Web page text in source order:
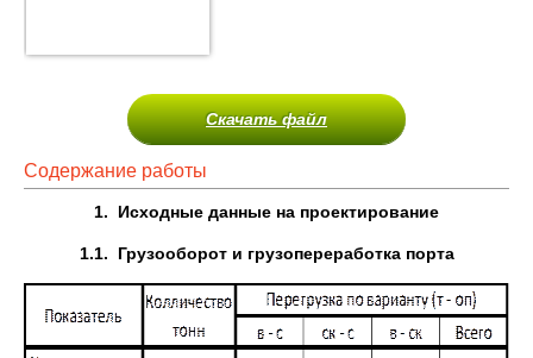
Скачать файл
Содержание работы
1. Исходные данные на проектирование
1.1. Грузооборот и грузопереработка порта